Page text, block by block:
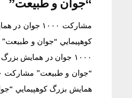
“جوان و طبيعت”
مشاركت ۱۰۰۰
كوهپيمایي “جوان و
۱۰۰۰ جوان در همايش
همايش بزرگ كوهپيمایي